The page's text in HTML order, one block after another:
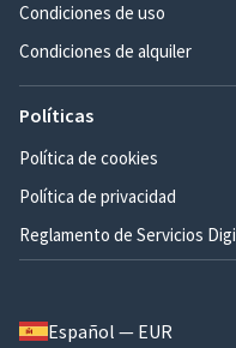
Condiciones de uso
Condiciones de alquiler
Políticas
Política de cookies
Política de privacidad
Reglamento de Servicios
Español — EUR